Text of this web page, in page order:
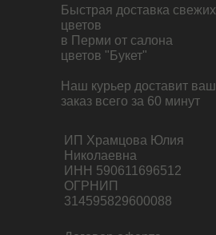
ИП Храмцова Юлия
Николаевна
ИНН 590611696512
ОГРНИП
314595829600088
Быстрая доставка свежих
цветов
в Перми от салона
цветов "Букет"
Наш курьер доставит ваш
заказ всего за 60 минут